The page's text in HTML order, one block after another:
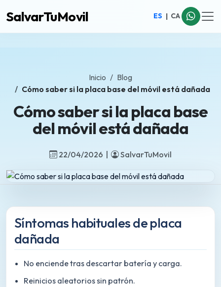
SalvarTuMovil ES | CA
Inicio
Blog
Cómo saber si la placa base del móvil está dañada
Cómo saber si la placa base
del móvil está dañada
22/04/2026 | SalvarTuMovil
Síntomas habituales de placa
dañada
No enciende tras descartar batería y carga.
Reinicios aleatorios sin patrón.